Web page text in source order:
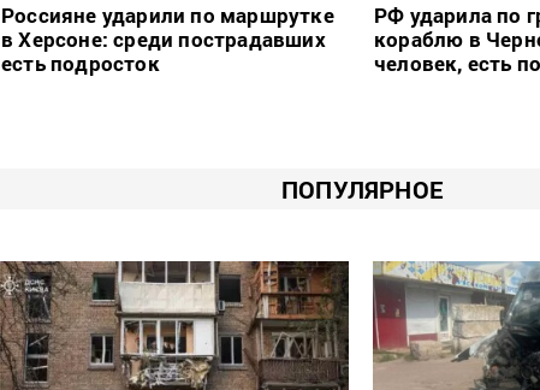
Россияне ударили по маршрутке
в Херсоне: среди пострадавших
есть подросток
РФ ударила по
кораблю в
человек, есть
ПОПУЛЯРНОЕ